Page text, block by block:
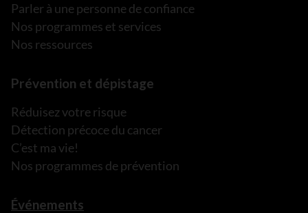
Parler à une personne de confiance
Nos programmes et services
Nos ressources
Prévention et dépistage
Réduisez votre risque
Détection précoce du cancer
C’est ma vie!
Nos programmes de prévention
Événements